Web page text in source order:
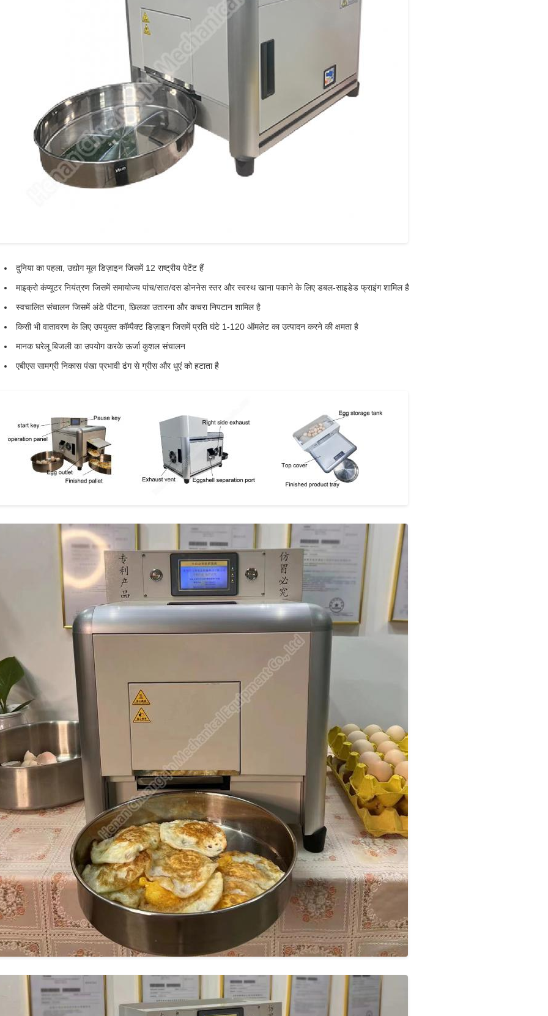
दुनिया का पहला, उद्योग मूल डिज़ाइन जिसमें 12 राष्ट्रीय पेटेंट हैं
माइक्रो कंप्यूटर नियंत्रण जिसमें समायोज्य पांच/सात/दस डोननेस स्तर और स्वस्थ खाना पकाने के लिए डबल-साइडेड फ्राइंग शामिल है
स्वचालित संचालन जिसमें अंडे पीटना, छिलका उतारना और कचरा निपटान शामिल है
किसी भी वातावरण के लिए उपयुक्त कॉम्पैक्ट डिज़ाइन जिसमें प्रति घंटे 1-120 ऑमलेट का उत्पादन करने की क्षमता है
मानक घरेलू बिजली का उपयोग करके ऊर्जा कुशल संचालन
एबीएस सामग्री निकास पंखा प्रभावी ढंग से ग्रीस और धुएं को हटाता है